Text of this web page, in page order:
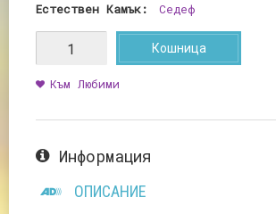
Естествен Камък:
Седеф
Кошница
Към Любими
Информация
ОПИСАНИЕ